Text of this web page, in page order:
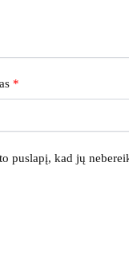
*
puslapį, kad jų